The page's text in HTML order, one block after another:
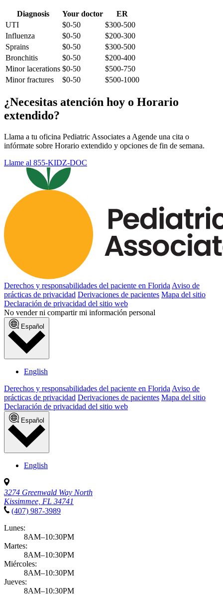
Diagnosis Your doctor
ER
UTI
$0-50
$300-500
Influenza
$0-50
$200-300
Sprains
$0-50
$300-500
Bronchitis
$0-50
$200-400
Minor lacerations $0-50
$500-750
Minor fractures
$0-50 $500-1000
¿Necesitas atención hoy o Horario
extendido?
Llama a tu oficina Pediatric Associates a Agende una cita o
infórmate sobre Horario extendido y opciones de fin de semana.
Llame al 855-KIDZ-DOC
Derechos y responsabilidades del paciente en Florida Aviso de
prácticas de privacidad Derivaciones de pacientes Mapa del sitio
Declaración de privacidad del sitio web
No vender ni compartir mi información personal
Español
English
Derechos y responsabilidades del paciente en Florida Aviso de
prácticas de privacidad Derivaciones de pacientes Mapa del sitio
Declaración de privacidad del sitio web
Español
English
3274 Greenwald Way North
Kissimmee, FL 34741
(407) 987-3989
Lunes:
8AM–10:30PM
Martes:
8AM–10:30PM
Miércoles:
8AM–10:30PM
Jueves:
8AM–10:30PM